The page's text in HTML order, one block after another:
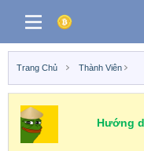
Trang Chủ Thành Viên
Hướng